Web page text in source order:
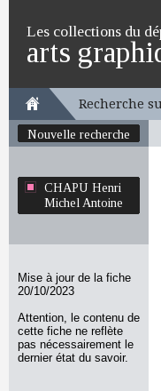
Les collections du
arts
Recherche
Nouvelle recherche
CHAPU Henri
Michel Antoine
Mise à jour de la fiche
20/10/2023
Attention, le contenu de
cette fiche ne reflète
pas nécessairement le
dernier état du savoir.